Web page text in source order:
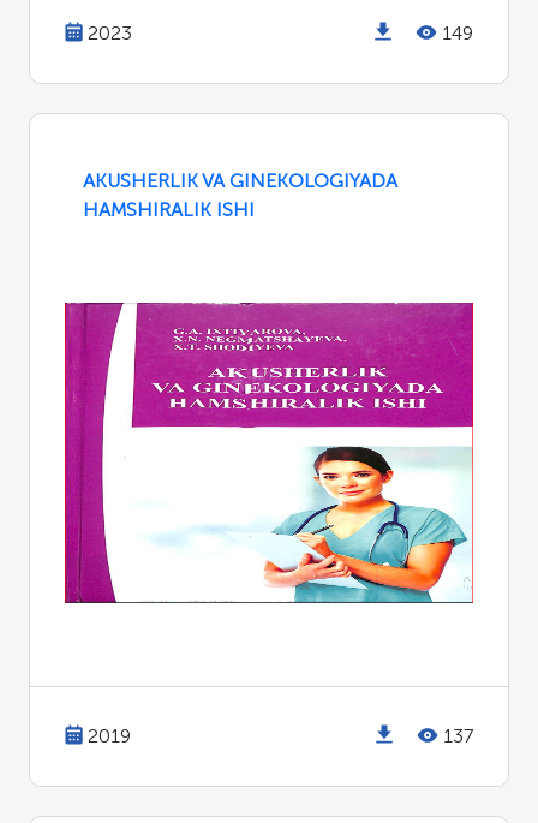
2023 149
AKUSHERLIK VA GINEKOLOGIYADA
HAMSHIRALIK ISHI
2019 137